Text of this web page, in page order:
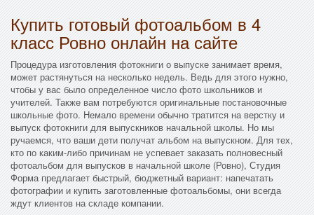
Купить готовый фотоальбом в 4
класс Ровно онлайн на сайте
Процедура изготовления фотокниги о выпуске занимает время,
может растянуться на несколько недель. Ведь для этого нужно,
чтобы у вас было определенное число фото школьников и
учителей. Также вам потребуются оригинальные постановочные
школьные фото. Немало времени обычно тратится на верстку и
выпуск фотокниги для выпускников начальной школы. Но мы
ручаемся, что ваши дети получат альбом на выпускном. Для тех,
кто по каким-либо причинам не успевает заказать полновесный
фотоальбом для выпусков в начальной школе (Ровно), Студия
Форма предлагает быстрый, бюджетный вариант: напечатать
фотографии и купить заготовленные фотоальбомы, они всегда
ждут клиентов на складе компании.